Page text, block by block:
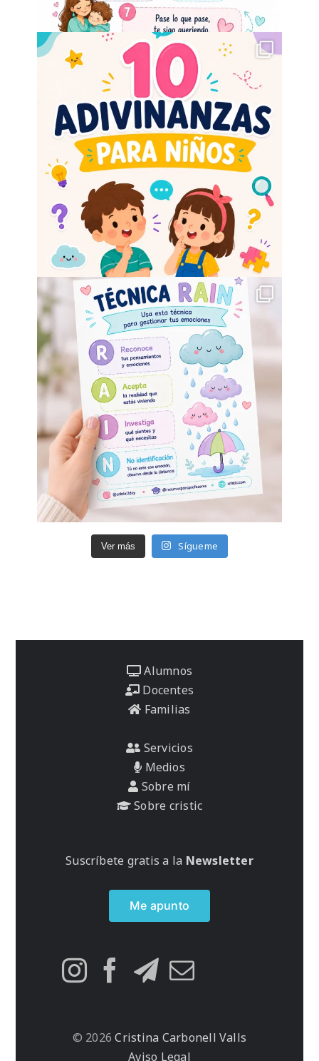
Ver más Sígueme
Alumnos
Docentes
Familias
Servicios
Medios
Sobre mí
Sobre cristic
Suscríbete gratis a la Newsletter
Me apunto
© 2026 Cristina Carbonell Valls
Aviso Legal